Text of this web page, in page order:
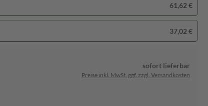
61,62 €
37,02 €
sofort lieferbar
Preise inkl. MwSt. ggf. zzgl. Versandkosten